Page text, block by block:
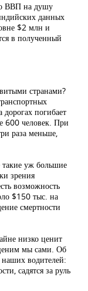
ВВП на душу
данных
$2 млн и
в полученный
странами?
погибает
600 человек. При
раза меньше,
уж большие
зрения
возможность
$150 тыс. на
смертности
низко ценит
мы сами. Об
водителей:
садятся за руль